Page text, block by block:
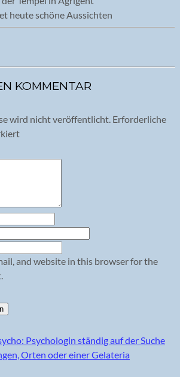
heute schöne Aussichten
KOMMENTAR
wird nicht veröffentlicht. Erforderliche
and website in this browser for the